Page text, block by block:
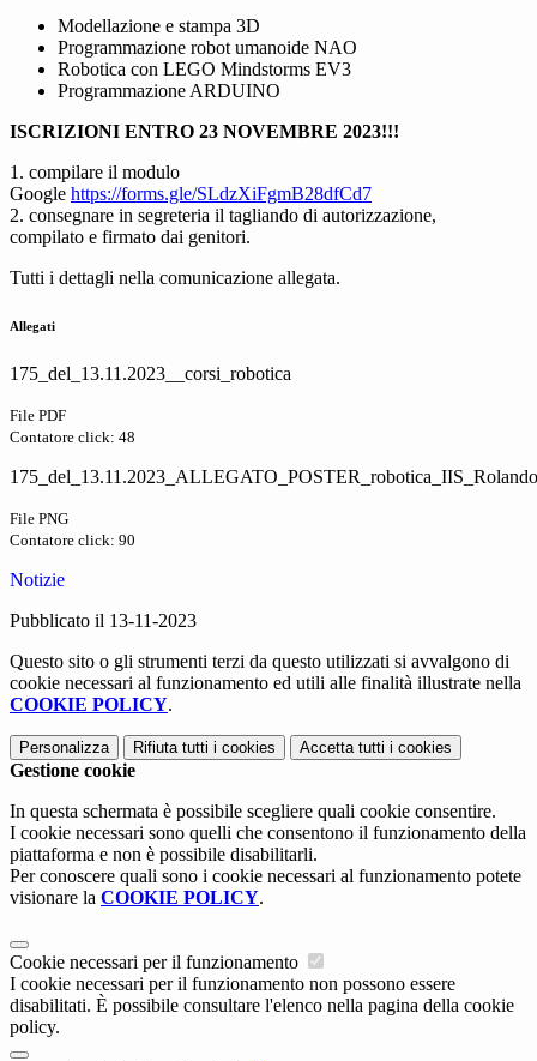
Modellazione e stampa 3D
Programmazione robot umanoide NAO
Robotica con LEGO Mindstorms EV3
Programmazione ARDUINO
ISCRIZIONI ENTRO 23 NOVEMBRE 2023!!!
1. compilare il modulo
Google https://forms.gle/SLdzXiFgmB28dfCd7
2. consegnare in segreteria il tagliando di autorizzazione,
compilato e firmato dai genitori.
Tutti i dettagli nella comunicazione allegata.
Allegati
175_del_13.11.2023__corsi_robotica
File PDF
Contatore click: 48
175_del_13.11.2023_ALLEGATO_POSTER_robotica_IIS_Rolando
File PNG
Contatore click: 90
Notizie
Pubblicato il 13-11-2023
Questo sito o gli strumenti terzi da questo utilizzati si avvalgono di
cookie necessari al funzionamento ed utili alle finalità illustrate nella
COOKIE POLICY.
Personalizza Rifiuta tutti i cookies Accetta tutti i cookies
Gestione cookie
In questa schermata è possibile scegliere quali cookie consentire.
I cookie necessari sono quelli che consentono il funzionamento della
piattaforma e non è possibile disabilitarli.
Per conoscere quali sono i cookie necessari al funzionamento potete
visionare la COOKIE POLICY.
Cookie necessari per il funzionamento
I cookie necessari per il funzionamento non possono essere
disabilitati. È possibile consultare l'elenco nella pagina della cookie
policy.